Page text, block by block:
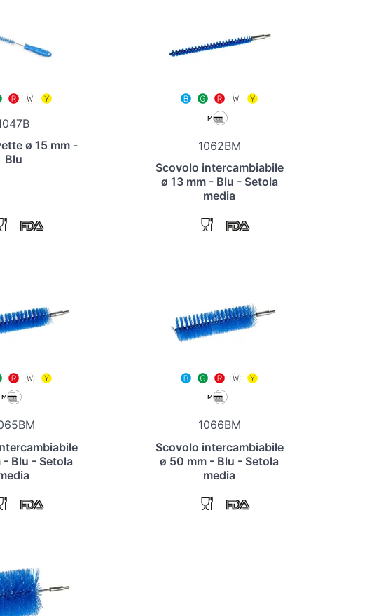
ø 15 mm -
Blu
1062BM
Scovolo intercambiabile
ø 13 mm - Blu - Setola
media
- Blu - Setola
1066BM
Scovolo intercambiabile
ø 50 mm - Blu - Setola
media